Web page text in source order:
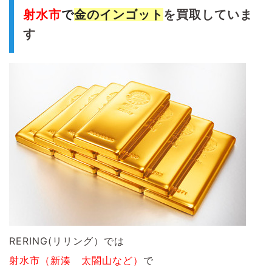
射水市で金のインゴット を買取していま
す
RERING(リリング）では
射水市（新湊 太閤山など） で